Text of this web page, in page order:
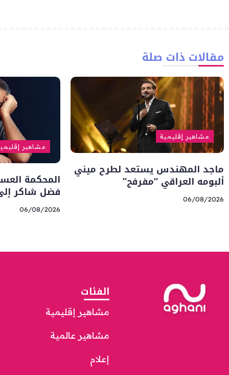
مقالات ذات صلة
مشاهير إقليمية
ماجد المهندس يستعد لطرح ميني
ألبومه العراقي “مفرفح”
06/08/2026
مشاهير
المحكمة
فضل شاكر
06/08/2026
الفئات
مشاهير إقليمية
مشاهير عالمية
إعلام